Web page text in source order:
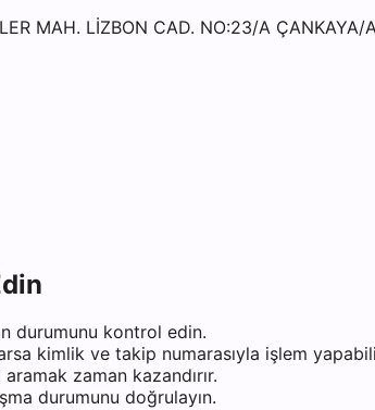
MAH. LİZBON CAD. NO:23/A ÇANKAYA/
durumunu kontrol edin.
kimlik ve takip numarasıyla işlem
zaman kazandırır.
durumunu doğrulayın.